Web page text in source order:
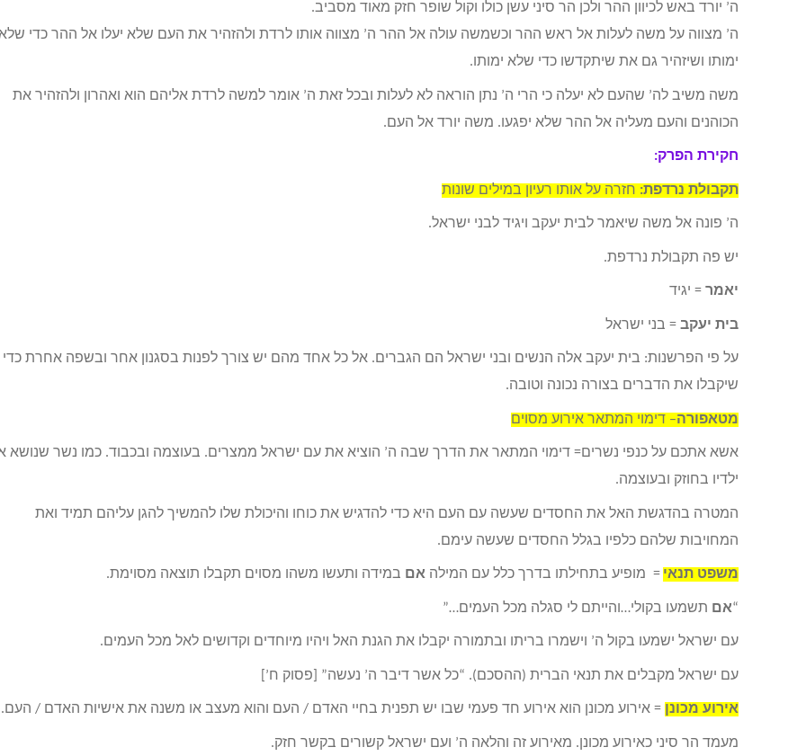
ה’ יורד באש לכיוון ההר ולכן הר סיני עשן כולו וקול שופר חזק מאוד מסביב.
ה’ מצווה על משה לעלות אל ראש ההר וכשמשה עולה אל ההר ה’ מצווה אותו לרדת ולהזהיר את העם שלא יעלו אל ההר כדי
ימותו ושיזהיר גם את שיתקדשו כדי שלא ימותו.
משה משיב לה’ שהעם לא יעלה כי הרי ה’ נתן הוראה לא לעלות ובכל זאת ה’ אומר למשה לרדת אליהם הוא ואהרון ולהזהיר את
הכוהנים והעם מעליה אל ההר שלא יפגעו. משה יורד אל העם.
חקירת הפרק:
תקבולת נרדפת: חזרה על אותו רעיון במילים שונות
ה’ פונה אל משה שיאמר לבית יעקב ויגיד לבני ישראל.
יש פה תקבולת נרדפת.
יאמר = יגיד
בית יעקב = בני ישראל
על פי הפרשנות: בית יעקב אלה הנשים ובני ישראל הם הגברים. אל כל אחד מהם יש צורך לפנות בסגנון אחר ובשפה אחרת כדי
שיקבלו את הדברים בצורה נכונה וטובה.
מטאפורה– דימוי המתאר אירוע מסוים
אשא אתכם על כנפי נשרים= דימוי המתאר את הדרך שבה ה’ הוציא את עם ישראל ממצרים. בעוצמה ובכבוד. כמו נשר שנושא
ילדיו בחוזק ובעוצמה.
המטרה בהדגשת האל את החסדים שעשה עם העם היא כדי להדגיש את כוחו והיכולת שלו להמשיך להגן עליהם תמיד ואת
המחויבות שלהם כלפיו בגלל החסדים שעשה עימם.
משפט תנאי = מופיע בתחילתו בדרך כלל עם המילה אם במידה ותעשו משהו מסוים תקבלו תוצאה מסוימת.
“אם תשמעו בקולי…והייתם לי סגלה מכל העמים…”
עם ישראל ישמעו בקול ה’ וישמרו בריתו ובתמורה יקבלו את הגנת האל ויהיו מיוחדים וקדושים לאל מכל העמים.
עם ישראל מקבלים את תנאי הברית (ההסכם). “כל אשר דיבר ה’ נעשה” [פסוק ח’]
אירוע מכונן = אירוע מכונן הוא אירוע חד פעמי שבו יש תפנית בחיי האדם / העם והוא מעצב או משנה את אישיות האדם / העם.
מעמד הר סיני כאירוע מכונן. מאירוע זה והלאה ה’ ועם ישראל קשורים בקשר חזק.